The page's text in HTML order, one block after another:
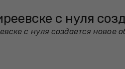
с нуля
с нуля создается новое